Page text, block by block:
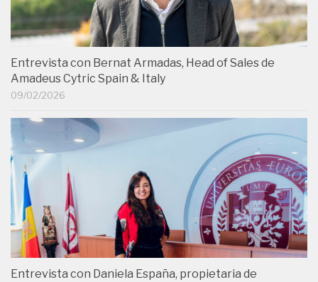
Entrevista con Bernat Armadas, Head of Sales de
Amadeus Cytric Spain & Italy
09/02/2026
Entrevista con Daniela España, propietaria de